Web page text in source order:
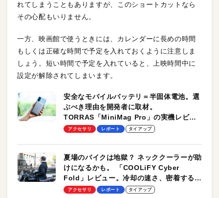
れてしまうこともありますが、このショートカットなら
その心配もいりません。
一方、映画館で使うときには、カレンダーに長めの時間
もしくは正確な時間で予定を入れておくように注意しま
しょう。短い時間で予定を入れていると、上映時間中に
設定が解除されてしまいます。
安全なモバイルバッテリ＝半固体電池。選
ぶべき理由を開発者に取材。
TORRAS「MiniMag Pro」の実機レビュ
ーも
アクセサリ レポート タイアップ
夏場のバイクは地獄？ ネッククーラーが助
けになるかも。 「COOLiFY Cyber
Fold」レビュー。冷却の速さ、密着する冷
却プレート、シンプルな操作性がグッド！
アクセサリ レポート タイアップ